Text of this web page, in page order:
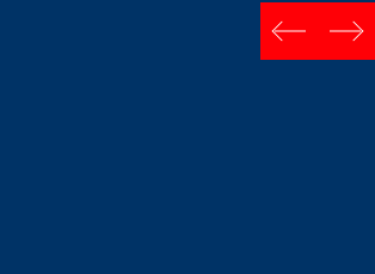
prev next